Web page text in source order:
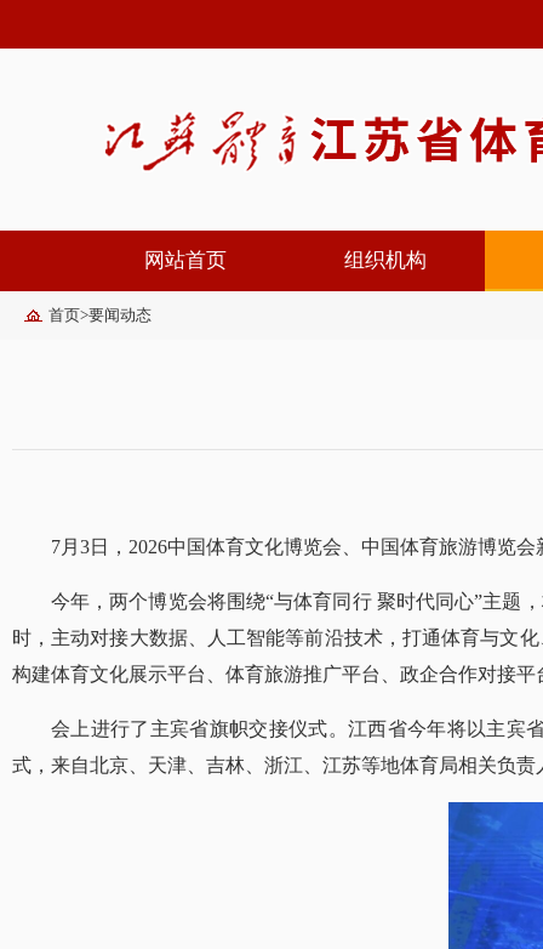
网站首页 组织机构
首页>要闻动态
7月3日，2026中国体育文化博览会、中国体育旅游博览
今年，两个博览会将围绕“与体育同行 聚时代同心”主题
时，主动对接大数据、人工智能等前沿技术，打通体育与文
构建体育文化展示平台、体育旅游推广平台、政企合作对接
会上进行了主宾省旗帜交接仪式。江西省今年将以主宾
式，来自北京、天津、吉林、浙江、江苏等地体育局相关负